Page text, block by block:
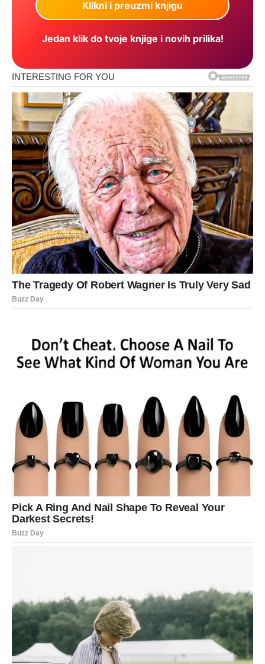
Jedan klik do tvoje knjige i novih prilika!